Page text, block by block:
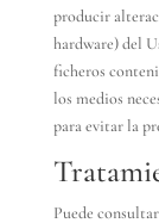
producir
hardware) del
ficheros
los medios
para evitar la
Puede